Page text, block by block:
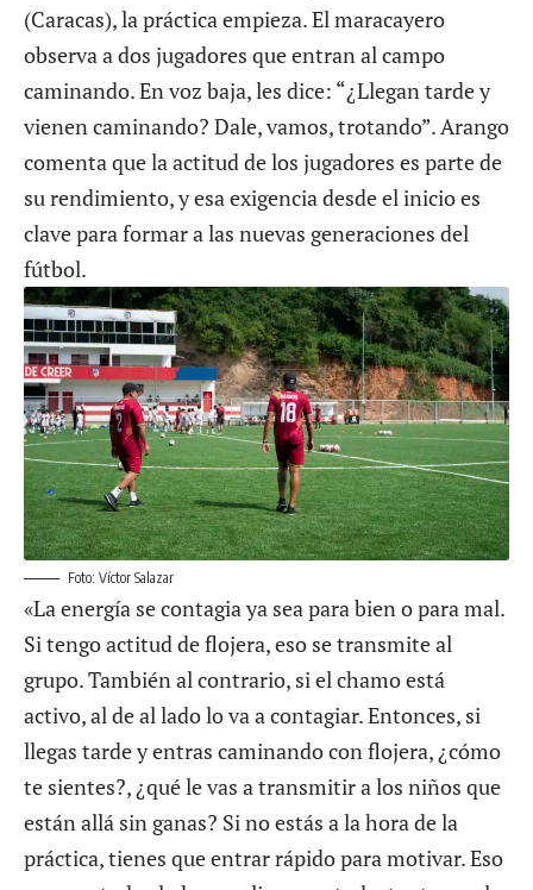
(Caracas), la práctica empieza. El maracayero
observa a dos jugadores que entran al campo
caminando. En voz baja, les dice: “¿Llegan tarde y
vienen caminando? Dale, vamos, trotando”. Arango
comenta que la actitud de los jugadores es parte de
su rendimiento, y esa exigencia desde el inicio es
clave para formar a las nuevas generaciones del
fútbol.
Foto: Víctor Salazar
«La energía se contagia ya sea para bien o para mal.
Si tengo actitud de flojera, eso se transmite al
grupo. También al contrario, si el chamo está
activo, al de al lado lo va a contagiar. Entonces, si
llegas tarde y entras caminando con flojera, ¿cómo
te sientes?, ¿qué le vas a transmitir a los niños que
están allá sin ganas? Si no estás a la hora de la
práctica, tienes que entrar rápido para motivar. Eso